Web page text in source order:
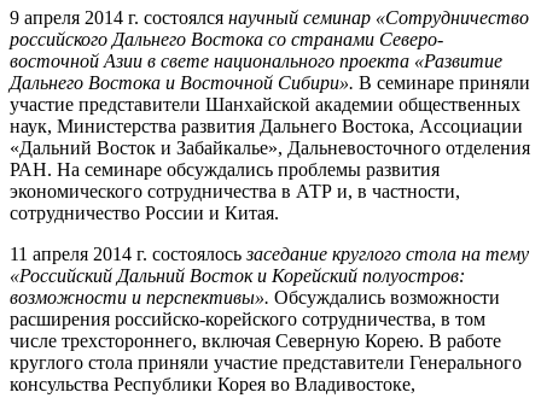
9 апреля 2014 г. состоялся научный семинар «Сотрудничество
российского Дальнего Востока со странами Северо-
восточной Азии в свете национального проекта «Развитие
Дальнего Востока и Восточной Сибири». В семинаре приняли
участие представители Шанхайской академии общественных
наук, Министерства развития Дальнего Востока, Ассоциации
«Дальний Восток и Забайкалье», Дальневосточного отделения
РАН. На семинаре обсуждались проблемы развития
экономического сотрудничества в АТР и, в частности,
сотрудничество России и Китая.
11 апреля 2014 г. состоялосьзаседание круглого стола на тему
«Российский Дальний Восток и Корейский полуостров:
возможности и перспективы». Обсуждались возможности
расширения российско-корейского сотрудничества, в том
числе трехстороннего, включая Северную Корею. В работе
круглого стола приняли участие представители Генерального
консульства Республики Корея во Владивостоке,